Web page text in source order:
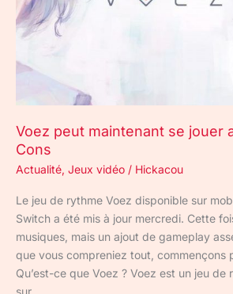
Voez peut maintenant se jouer
Cons
Actualité, Jeux vidéo / Hickacou
Le jeu de rythme Voez disponible sur
Switch a été mis à jour mercredi. Cette
musiques, mais un ajout de gameplay
que vous compreniez tout, commençons
Qu’est-ce que Voez ? Voez est un jeu de
sur
les
Joy-